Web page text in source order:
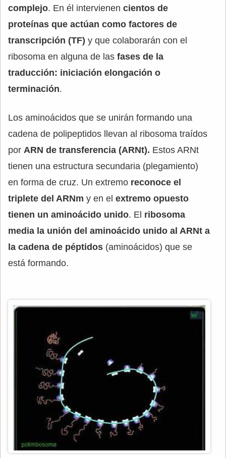
complejo. En él intervienen cientos de
proteínas que actúan como factores de
transcripción (TF) y que colaborarán con el
ribosoma en alguna de las fases de la
traducción: iniciación elongación o
terminación.
Los aminoácidos que se unirán formando una
cadena de polipeptidos llevan al ribosoma traídos
por ARN de transferencia (ARNt). Estos ARNt
tienen una estructura secundaria (plegamiento)
en forma de cruz. Un extremo reconoce el
triplete del ARNm y en el extremo opuesto
tienen un aminoácido unido. El ribosoma
media la unión del aminoácido unido al ARNt a
la cadena de péptidos (aminoácidos) que se
está formando.